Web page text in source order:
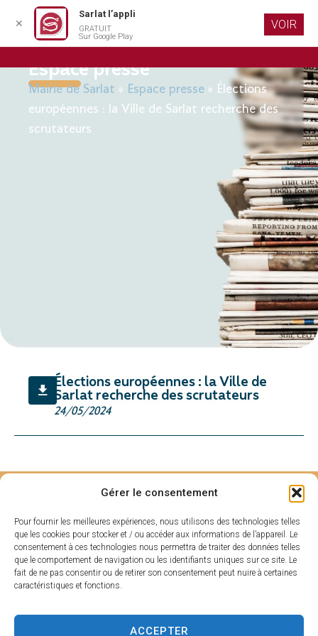
Gérer le consentement
Pour fournir les meilleures expériences, nous utilisons des technologies telles
que les cookies pour stocker et / ou accéder aux informations de l’appareil. Le
consentement à ces technologies nous permettra de traiter des données telles
que le comportement de navigation ou les identifiants uniques sur ce site. Le
fait de ne pas consentir ou de retirer son consentement peut nuire à certaines
caractéristiques et fonctions.
ACCEPTER
contenu
Espace presse
Mairie de Sarlat » Espace presse » Élections
européennes : la Ville de Sarlat recherche des
scrutateurs
Élections européennes : la Ville de
Sarlat recherche des scrutateurs
24/05/2024
SARLAT
Hôtel de ville
Place de la
Liberté
Canéda
HORAIRES
D'OUVERTU
RE
Du lundi au
vendredi :
De 8h30 à 17h
✕
Sarlat l’appli
GRATUIT
Sur Google Play
VOIR